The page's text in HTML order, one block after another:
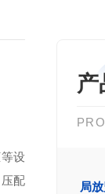
产
局
设
配